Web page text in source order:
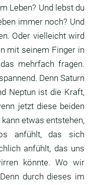
Leben? Und lebst du
immer noch? Und
Oder vielleicht wird
mit seinem Finger in
mehrfach fragen.
Denn Saturn
Neptun ist die Kraft,
jetzt diese beiden
etwas entstehen,
anfühlt,
das sich
anfühlt, das uns
könnte. Wo wir
Denn durch dieses im